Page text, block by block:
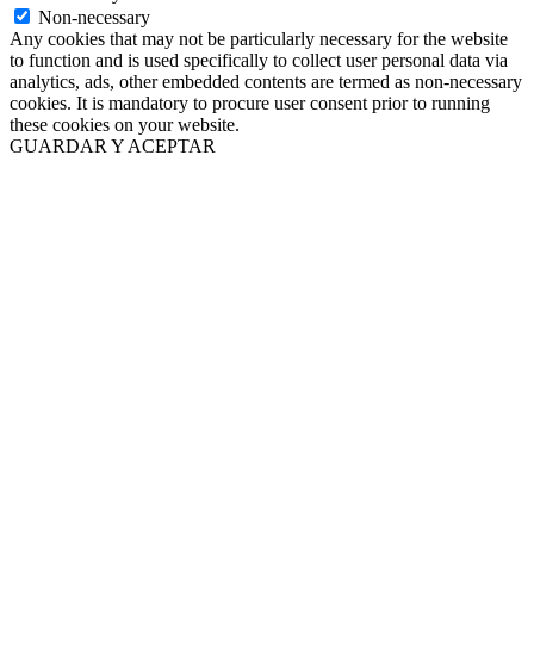
Non-necessary
Any cookies that may not be particularly necessary for the website
to function and is used specifically to collect user personal data via
analytics, ads, other embedded contents are termed as non-necessary
cookies. It is mandatory to procure user consent prior to running
these cookies on your website.
GUARDAR Y ACEPTAR